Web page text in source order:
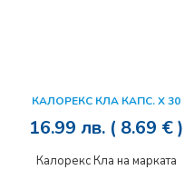
КАЛОРЕКС КЛА КАПС. Х 30
16.99 лв. ( 8.69 € )
Калорекс Кла на марката